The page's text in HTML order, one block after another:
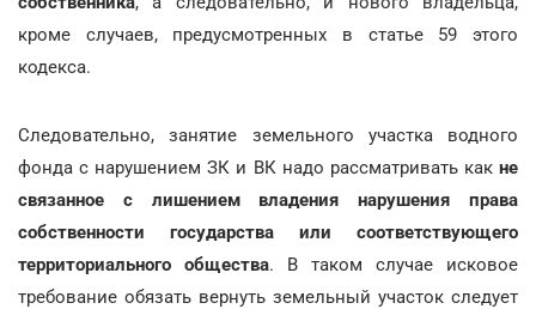
кроме случаев, предусмотренных в статье 59 этого
кодекса.
Следовательно, занятие земельного участка водного
фонда с нарушением ЗК и ВК надо рассматривать как не
связанное с лишением владения нарушения права
собственности государства или соответствующего
территориального общества. В таком случае исковое
требование обязать вернуть земельный участок следует